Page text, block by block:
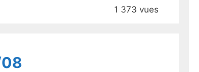
1 373 vues